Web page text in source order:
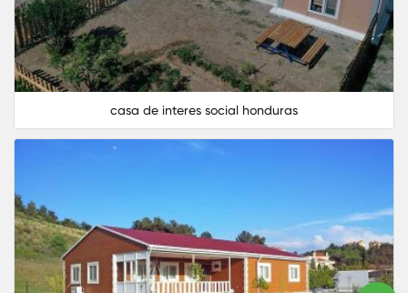
casa de interes social honduras